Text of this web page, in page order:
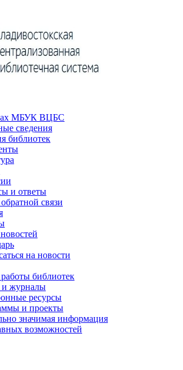
МБУК ВЦБС
сведения
библиотек
и ответы
связи
на новости
библиотек
и журналы
ресурсы
и проекты
значимая информация
возможностей